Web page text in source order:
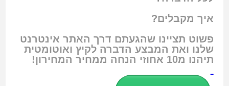
איך מקבלים?
פשוט תציינו שהגעתם דרך האתר אינטרנט
שלנו ואת המבצע הדברה לקיץ ואוטומטית
תיהנו מ10 אחוזי הנחה ממחיר המחירון!